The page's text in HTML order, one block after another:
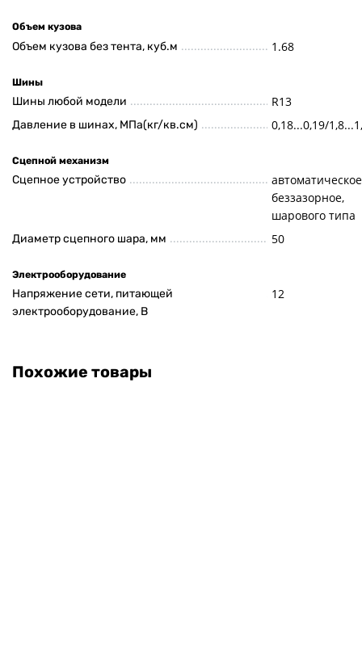
Объем кузова
Объем кузова без тента, куб.м 1.68
Шины
Шины любой модели R13
Давление в шинах, МПа(кг/кв.см) 0,18...0,19/
Сцепной механизм
Сцепное устройство
беззазорное,
шарового типа
Диаметр сцепного шара, мм 50
Электрооборудование
Напряжение сети, питающей
электрооборудование, В
12
Похожие товары